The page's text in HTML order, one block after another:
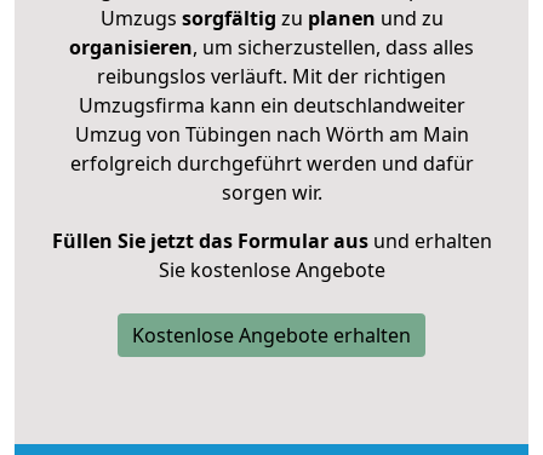
Umzugs sorgfältig zu planen und zu
organisieren, um sicherzustellen, dass alles
reibungslos verläuft. Mit der richtigen
Umzugsfirma kann ein deutschlandweiter
Umzug von Tübingen nach Wörth am Main
erfolgreich durchgeführt werden und dafür
sorgen wir.
Füllen Sie jetzt das Formular ausund erhalten
Sie kostenlose Angebote
Kostenlose Angebote erhalten